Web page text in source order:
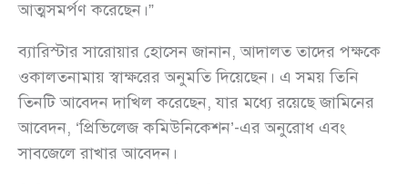
আত্মসমর্পণ করেছেন।”
ব্যারিস্টার সারোয়ার হোসেন জানান, আদালত তাদের পক্ষকে
ওকালতনামায় স্বাক্ষরের অনুমতি দিয়েছেন। এ সময় তিনি
তিনটি আবেদন দাখিল করেছেন, যার মধ্যে রয়েছে জামিনের
আবেদন, ‘প্রিভিলেজ কমিউনিকেশন’-এর অনুরোধ এবং
সাবজেলে রাখার আবেদন।